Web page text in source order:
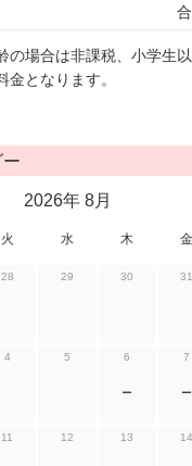
の場合は非課税、小学生
となります。
2026年 8月
火 水 木 金
28 29 30 31
4 5 6
ー
7
ー
11 12 13 14